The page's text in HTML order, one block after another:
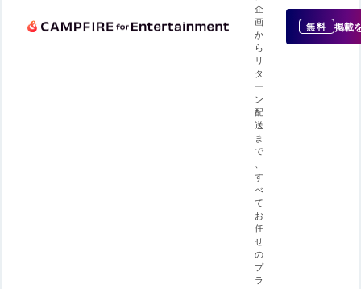
企
画
か
ら
リ
タ
ー
ン
配
送
ま
で
す
べ
て
お
任
せ
の
プ
ラ
無料 掲載